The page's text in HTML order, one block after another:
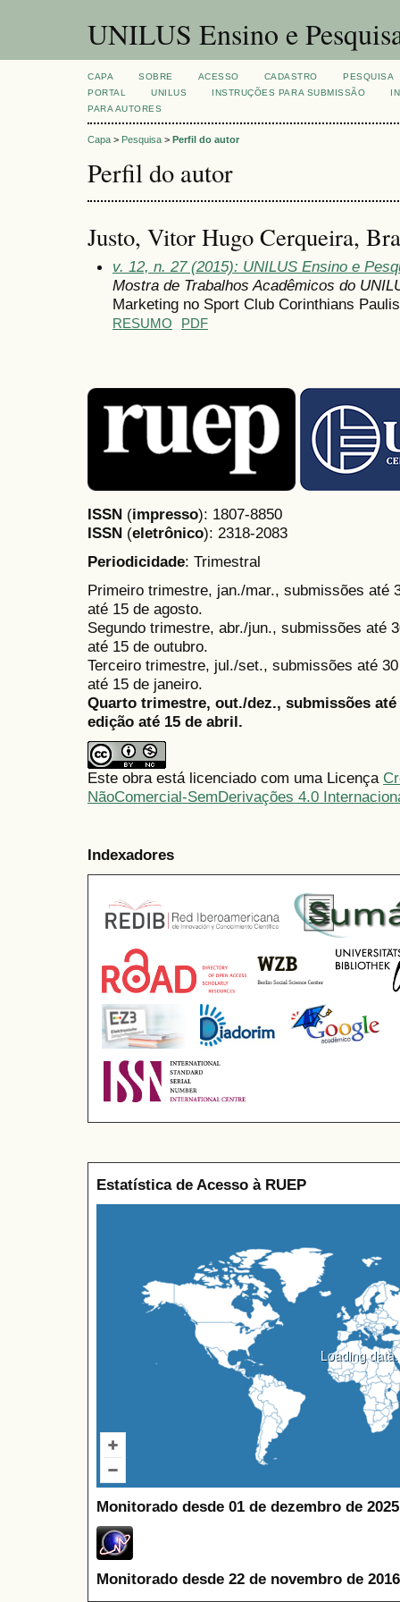
UNILUS Ensino e
CAPA SOBRE ACESSO CADASTRO
PESQUISA
PORTAL
UNILUS INSTRUÇÕES PARA SUBMISSÃO
PARA AUTORES
Capa > Pesquisa > Perfil do autor
Perfil do autor
Justo, Vitor Hugo Cerqueira,
v. 12, n. 27 (2015): UNILUS Ensino e
Mostra de Trabalhos Acadêmicos do
Marketing no Sport Club Corinthians
RESUMO PDF
ISSN (impresso): 1807-8850
ISSN (eletrônico): 2318-2083
Periodicidade: Trimestral
Primeiro trimestre, jan./mar., submissões até
até 15 de agosto.
Segundo trimestre, abr./jun., submissões até
até 15 de outubro.
Terceiro trimestre, jul./set., submissões até
até 15 de janeiro.
Quarto trimestre, out./dez., submissões
edição até 15 de abril.
Este obra está licenciado com uma Licença
NãoComercial-SemDerivações 4.0
Indexadores
Estatística de Acesso à RUEP
Loading
Monitorado desde 01 de dezembro de
Monitorado desde 22 de novembro de